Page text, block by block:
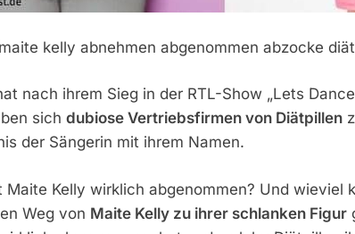
nach ihrem Sieg in der RTL-Show „Lets
sich dubiose Vertriebsfirmen von Diätpillen
der Sängerin mit ihrem Namen.
Maite Kelly wirklich abgenommen? Und wieviel
Weg von Maite Kelly zu ihrer schlanken Figur